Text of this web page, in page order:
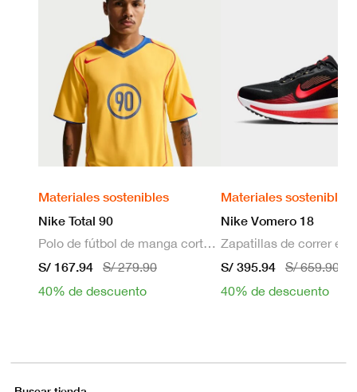
Materiales sostenibles
Nike Total 90
Polo de fútbol de manga corta Dri-FIT para hombre
S/ 167.94
S/ 279.90
40% de descuento
Materiales sostenibles
Nike Vomero 18
S/ 395.94
S/ 659.90
40% de descuento